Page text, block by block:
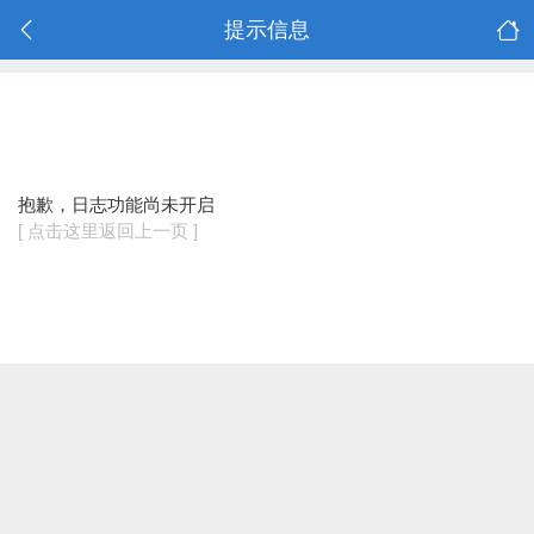
提示信息
抱歉，日志功能尚未开启
[ 点击这里返回上一页 ]